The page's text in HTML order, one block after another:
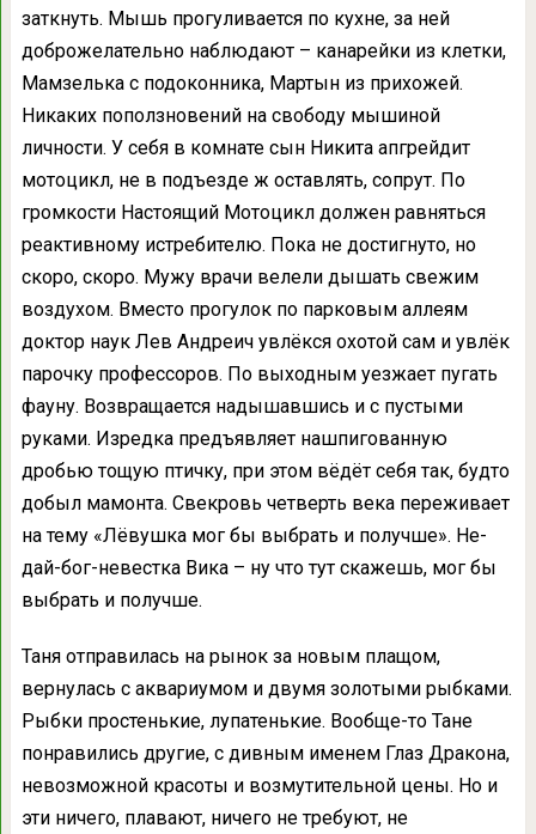
заткнуть. Мышь прогуливается по кухне, за ней
доброжелательно наблюдают – канарейки из клетки,
Мамзелька с подоконника, Мартын из прихожей.
Никаких поползновений на свободу мышиной
личности. У себя в комнате сын Никита апгрейдит
мотоцикл, не в подъезде ж оставлять, сопрут. По
громкости Настоящий Мотоцикл должен равняться
реактивному истребителю. Пока не достигнуто, но
скоро, скоро. Мужу врачи велели дышать свежим
воздухом. Вместо прогулок по парковым аллеям
доктор наук Лев Андреич увлёкся охотой сам и увлёк
парочку профессоров. По выходным уезжает пугать
фауну. Возвращается надышавшись и с пустыми
руками. Изредка предъявляет нашпигованную
дробью тощую птичку, при этом вёдёт себя так, будто
добыл мамонта. Свекровь четверть века переживает
на тему «Лёвушка мог бы выбрать и получше». Не-
дай-бог-невестка Вика – ну что тут скажешь, мог бы
выбрать и получше.
Таня отправилась на рынок за новым плащом,
вернулась с аквариумом и двумя золотыми рыбками.
Рыбки простенькие, лупатенькие. Вообще-то Тане
понравились другие, с дивным именем Глаз Дракона,
невозможной красоты и возмутительной цены. Но и
эти ничего, плавают, ничего не требуют, не